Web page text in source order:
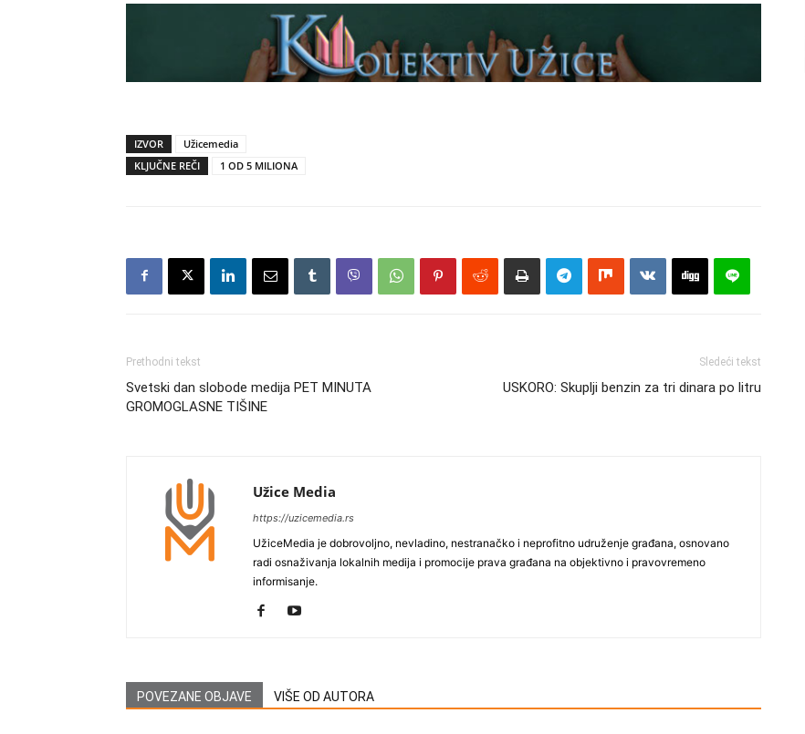
IZVOR
Užicemedia
KLJUČNE REČI
1 OD 5 MILIONA
Prethodni tekst
Svetski dan slobode medija PET MINUTA
GROMOGLASNE TIŠINE
Sledeći tekst
USKORO: Skuplji benzin za tri dinara po litru
Užice Media
https://uzicemedia.rs
UžiceMedia je dobrovoljno, nevladino, nestranačko i neprofitno udruženje građana, osnovano
radi osnaživanja lokalnih medija i promocije prava građana na objektivno i pravovremeno
informisanje.
POVEZANE OBJAVE VIŠE OD AUTORA